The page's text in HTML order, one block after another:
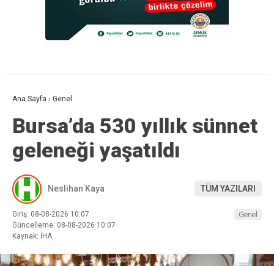
Ana Sayfa › Genel
Bursa’da 530 yıllık sünnet
geleneği yaşatıldı
Neslihan Kaya TÜM YAZILARI
Giriş: 08-08-2026 10:07
Güncelleme: 08-08-2026 10:07
Kaynak: İHA
Genel